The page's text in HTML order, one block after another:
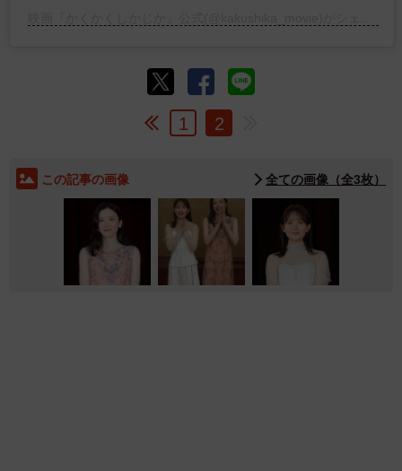
1 2
この記事の画像 全ての画像（全3枚）